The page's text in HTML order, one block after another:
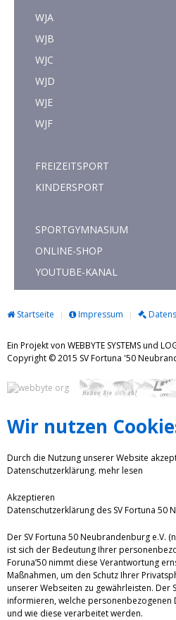
WJA
WJB
WJC
WJD
WJE
WJF
FREIZEITSPORT
KINDERSPORT
SPORTGYMNASIUM
ONLINE-SHOP
YOUTUBE-KANAL
Startseite Impressum
Ein Projekt von WEBBYTE SYSTEMS und
Copyright © 2015 SV Fortuna '50
Wir nutzen
Durch die Nutzung unserer Website
Datenschutzerklärung. mehr lesen
Akzeptieren
Datenschutzerklärung des SV Fortuna 50
Der SV Fortuna 50 Neubrandenburg e.V.
ist sich der Bedeutung Ihrer
Foruna’50 nimmt diese Verantwortung
Maßnahmen, um den Schutz Ihrer
unserer Webseiten zu gewährleisten. Der
informieren, welche personenbezogenen
und wie diese verarbeitet werden.